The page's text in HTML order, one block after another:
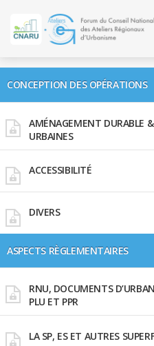
CONCEPTION DES OPÉRATIONS
AMÉNAGEMENT DURABLE
URBAINES
ACCESSIBILITÉ
DIVERS
ASPECTS RÈGLEMENTAIRES
RNU, DOCUMENTS
PLU ET PPR
LA SP, ES ET AUTRES